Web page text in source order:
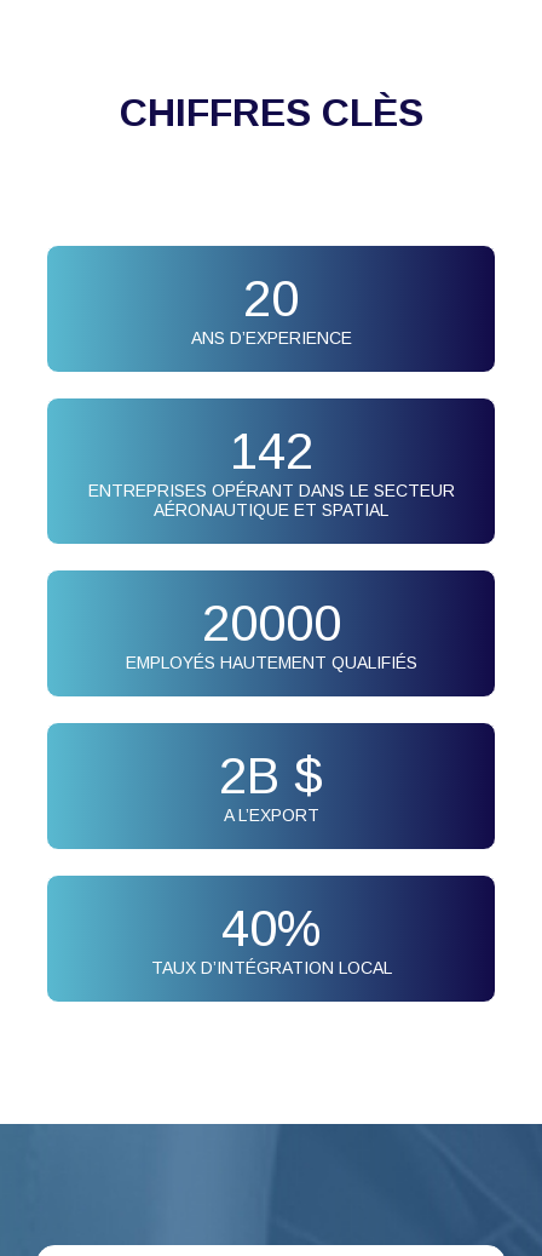
CHIFFRES CLÈS
20
ANS D’EXPERIENCE
142
ENTREPRISES OPÉRANT DANS LE SECTEUR
AÉRONAUTIQUE ET SPATIAL
20000
EMPLOYÉS HAUTEMENT QUALIFIÉS
2B $
A L’EXPORT
40%
TAUX D’INTÉGRATION LOCAL